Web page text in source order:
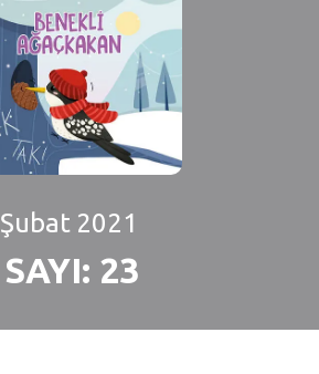
Şubat 2021
SAYI: 23